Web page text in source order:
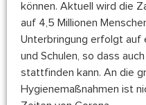
können. Aktuell wird die
auf 4,5 Millionen
Unterbringung erfolgt auf
und Schulen, so dass
stattfinden kann. An die
Hygienemaßnahmen ist